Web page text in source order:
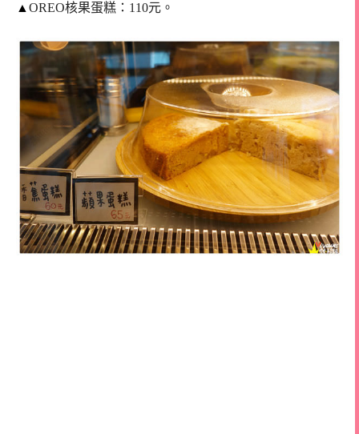
▲ OREO核果蛋糕：110元。